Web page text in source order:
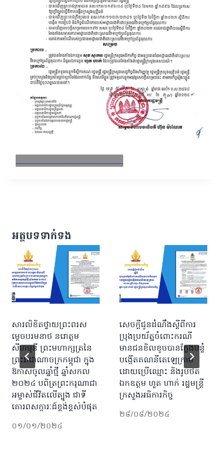
FacebookXEmailLinkedIn
អត្ថបទទាក់ទង
សារលិខិតថ្វាយព្រះពរស
ម្តេចបរមនាថ នរោត្តម
សីហមុនី ព្រះមហាក្សត្រ​នៃ
ព្រះរាជាណាចក្រកម្ពុជា​​ ក្នុង
ឱកាសចូលឆ្នាំថ្មី ឆ្នាំសកល
២០២៤ បពិត្រព្រះករុណាជា
អម្ចាស់ជីវិតលើត្បូង ជាទី
គោរពសក្ការៈដ៍ខ្ពង់ខ្ពស់បំផុត
០១/០១/២០២៤
សេចក្តីជូនដំណឹងស្ដីពីការ
ប្រុងប្រយ័ត្នចំពោះករណី
មានជនខិលខូចបានក្លែងបន្លំ
បង្កើតគណនីតេឡេក្រាម
ដោយប្រើឈ្មោះ និងរូបថត
ឯកឧត្ដម ហួត ហាក់ រដ្ឋមន្ត្រី
ក្រសួងអធិការកិច្ច
២៨/០៨/២០២៤